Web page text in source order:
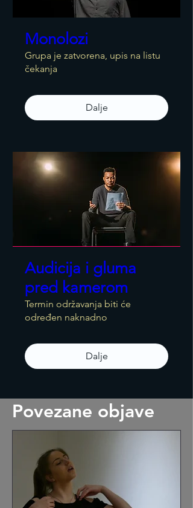
Monolozi
Grupa je zatvorena, upis na listu
čekanja
Dalje
Audicija i gluma
pred kamerom
Termin održavanja biti će
određen naknadno
Dalje
Povezane objave